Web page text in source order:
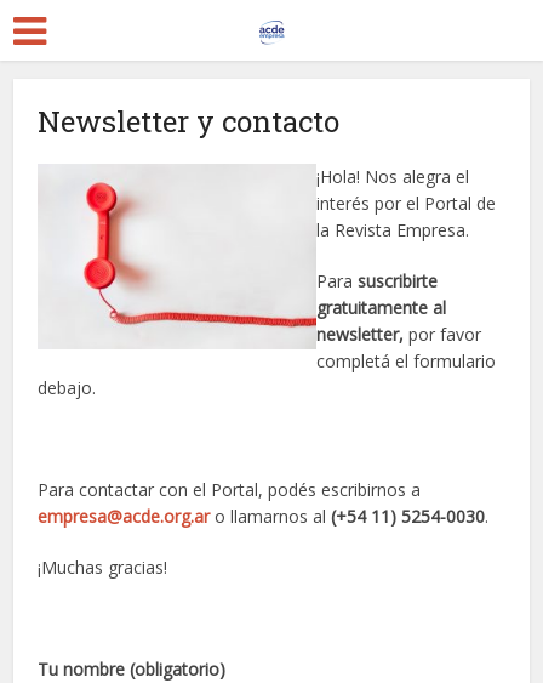
Newsletter y contacto
¡Hola! Nos alegra el
interés por el Portal de
la Revista Empresa.
Para suscribirte
gratuitamente al
newsletter,por favor
completá el formulario
debajo.
Para contactar con el Portal, podés escribirnos a
empresa@acde.org.aro llamarnos al (+54 11) 5254-0030.
¡Muchas gracias!
Tu nombre (obligatorio)